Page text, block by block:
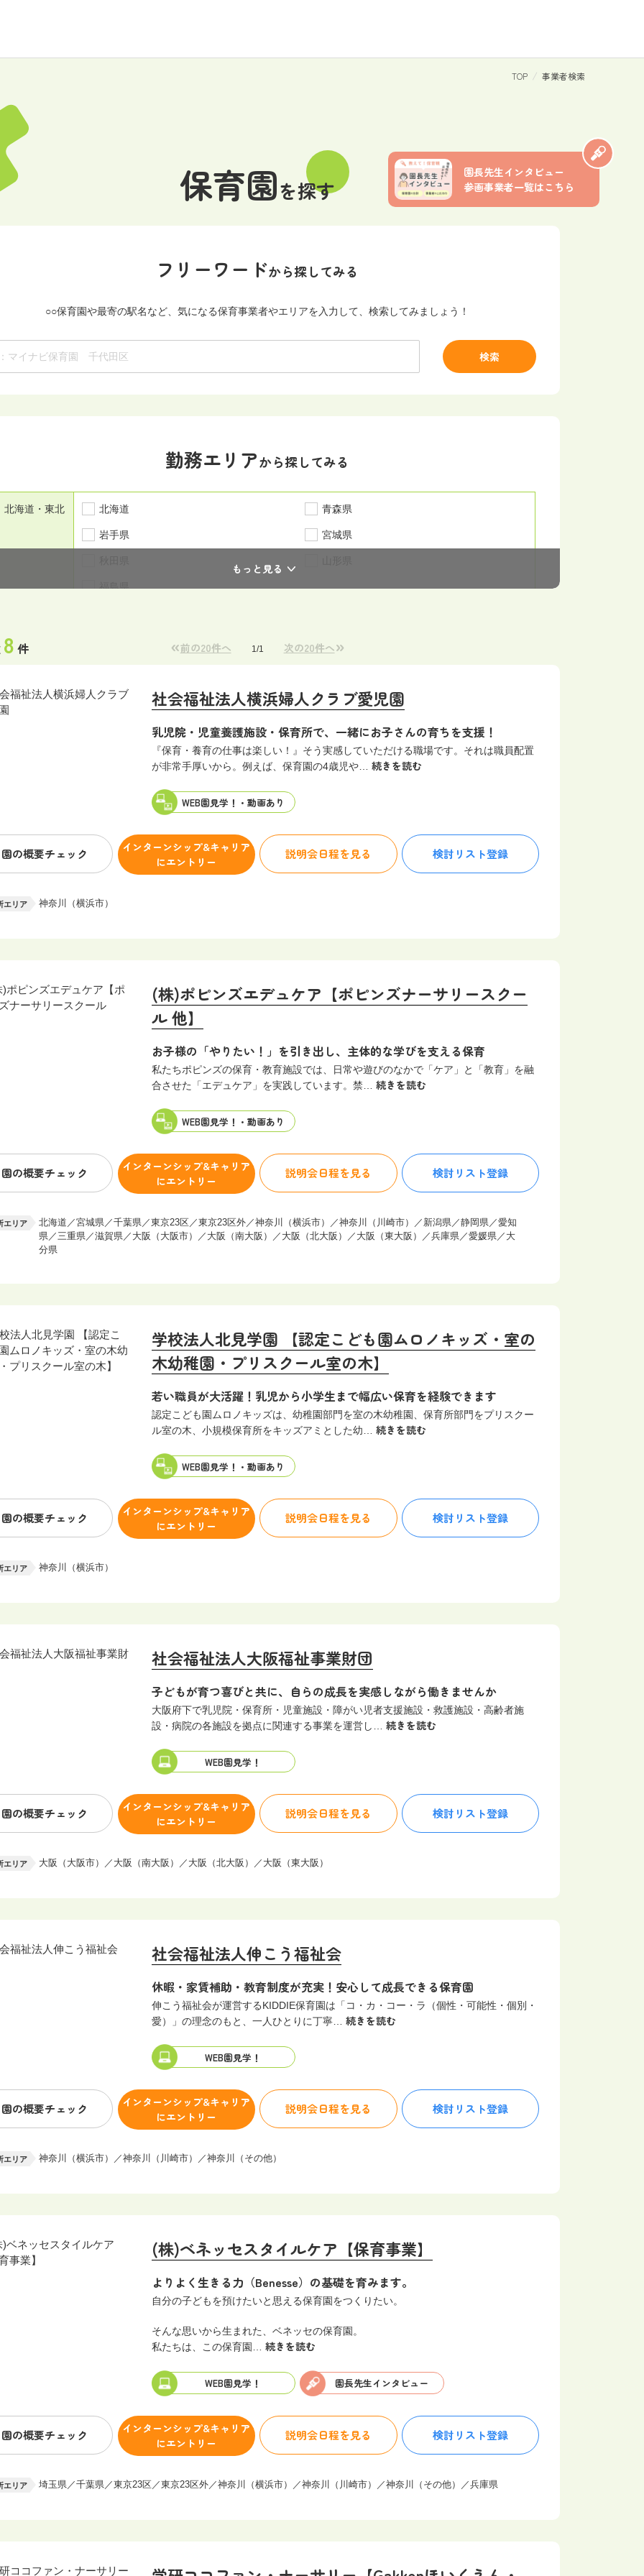
TOP 事業者検索
保育園を探す
園長先生インタビュー
参画事業者一覧はこちら
フリーワードから探してみる
○○保育園や最寄の駅名など、気になる保育事業者やエリアを入力して、検索してみましょう！
検索
勤務エリアから探してみる
もっと見る
北海道・東北 北海道 青森県
岩手県 宮城県
福島県
埼玉県
東京23区外 神奈川（横浜市）
神奈川（川崎市） 神奈川（その他）
富山県
東海・中部 岐阜県 静岡県
大阪（東大阪） 兵庫県
島根県
広島県
高知県
九州・沖縄 福岡県 佐賀県
長崎県 熊本県
企業件数8件
検索
8 件 «前の20件へ 1/1 次の20件へ»
社会福祉法人横浜婦人クラブ愛児園
乳児院・児童養護施設・保育所で、一緒にお子さんの育ちを支援！
『保育・養育の仕事は楽しい！』そう実感していただける職場です。それは職員配置
が非常手厚いから。例えば、保育園の4歳児や…
続きを読む
WEB園見学！・ 動画あり
園の概要チェック
インターンシップ&キャリア
にエントリー
説明会日程を見る 検討リスト登録
エリア 神奈川（横浜市）
(株)ポピンズエデュケア【ポピンズナーサリースクー
ル 他】
お子様の「やりたい！」を引き出し、主体的な学びを支える保育
私たちポピンズの保育・教育施設では、日常や遊びのなかで「ケア」と「教育」を融
合させた「エデュケア」を実践しています。禁…
続きを読む
WEB園見学！・ 動画あり
園の概要チェック
インターンシップ&キャリア
にエントリー
説明会日程を見る 検討リスト登録
エリア
北海道／宮城県／千葉県／東京23区／東京23区外／神奈川（横浜市）／神奈川（川崎市）／新潟県／静岡県／愛知
県／三重県／滋賀県／大阪（大阪市）／大阪（南大阪）／大阪（北大阪）／大阪（東大阪）／兵庫県／愛媛県／大
分県
学校法人北見学園 【認定こども園ムロノキッズ・室の
木幼稚園・プリスクール室の木】
若い職員が大活躍！乳児から小学生まで幅広い保育を経験できます
認定こども園ムロノキッズは、幼稚園部門を室の木幼稚園、保育所部門をプリスクー
ル室の木、小規模保育所をキッズアミとした幼…
続きを読む
WEB園見学！・ 動画あり
園の概要チェック
インターンシップ&キャリア
にエントリー
説明会日程を見る 検討リスト登録
エリア 神奈川（横浜市）
社会福祉法人大阪福祉事業財団
子どもが育つ喜びと共に、自らの成長を実感しながら働きませんか
大阪府下で乳児院・保育所・児童施設・障がい児者支援施設・救護施設・高齢者施
設・病院の各施設を拠点に関連する事業を運営し… 続きを読む
WEB園見学！
園の概要チェック
インターンシップ&キャリア
にエントリー
説明会日程を見る 検討リスト登録
エリア 大阪（大阪市）／大阪（南大阪）／大阪（北大阪）／大阪（東大阪）
社会福祉法人伸こう福祉会
休暇・家賃補助・教育制度が充実！安心して成長できる保育園
伸こう福祉会が運営するKIDDIE保育園は「コ・カ・コー・ラ（個性・可能性・個別・
愛）」の理念のもと、一人ひとりに丁寧… 続きを読む
WEB園見学！
園の概要チェック
インターンシップ&キャリア
にエントリー
説明会日程を見る 検討リスト登録
エリア 神奈川（横浜市）／神奈川（川崎市）／神奈川（その他）
(株)ベネッセスタイルケア【保育事業】
よりよく生きる力（Benesse）の基礎を育みます。
自分の子どもを預けたいと思える保育園をつくりたい。
そんな思いから生まれた、ベネッセの保育園。
私たちは、この保育園… 続きを読む
WEB園見学！ 園長先生インタビュー
園の概要チェック
インターンシップ&キャリア
にエントリー
説明会日程を見る 検討リスト登録
エリア 埼玉県／千葉県／東京23区／東京23区外／神奈川（横浜市）／神奈川（川崎市）／神奈川（その他）／兵庫県